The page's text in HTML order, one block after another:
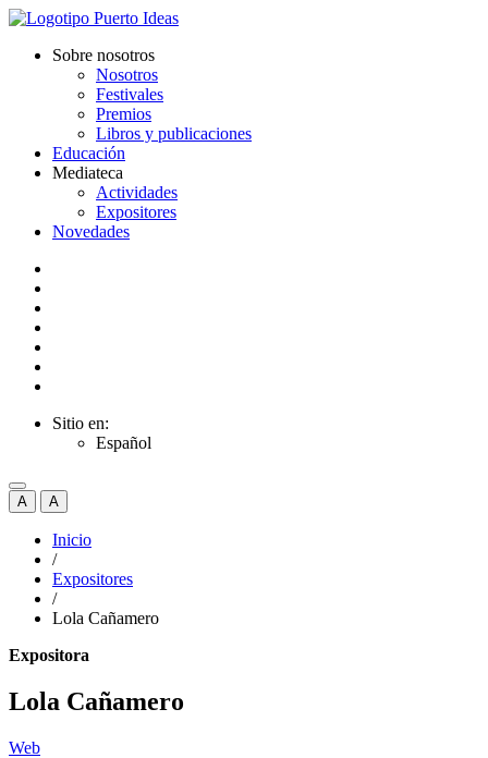
Sobre nosotros
Nosotros
Festivales
Premios
Libros y publicaciones
Educación
Mediateca
Actividades
Expositores
Novedades
Sitio en:
Español
A A
Inicio
/
Expositores
/
Lola Cañamero
Expositora
Lola Cañamero
Web